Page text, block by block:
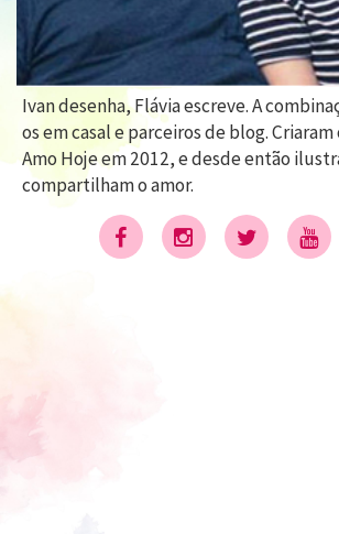
Ivan desenha, Flávia escreve. A
os em casal e parceiros de blog.
Amo Hoje em 2012, e desde então
compartilham o amor.